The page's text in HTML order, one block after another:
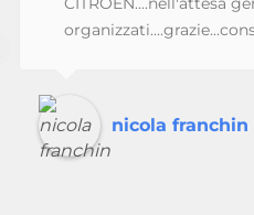
nicola franchin